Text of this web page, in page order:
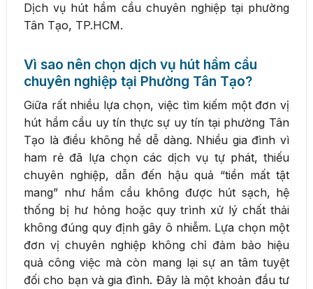
Dịch vụ hút hầm cầu chuyên nghiệp tại phường
Tân Tạo, TP.HCM.
Vì sao nên chọn dịch vụ hút hầm cầu
chuyên nghiệp tại Phường Tân Tạo?
Giữa rất nhiều lựa chọn, việc tìm kiếm một đơn vị
hút hầm cầu uy tín thực sự uy tín tại phường Tân
Tạo là điều không hề dễ dàng. Nhiều gia đình vì
ham rẻ đã lựa chọn các dịch vụ tự phát, thiếu
chuyên nghiệp, dẫn đến hậu quả “tiền mất tật
mang” như hầm cầu không được hút sạch, hệ
thống bị hư hỏng hoặc quy trình xử lý chất thải
không đúng quy định gây ô nhiễm. Lựa chọn một
đơn vị chuyên nghiệp không chỉ đảm bảo hiệu
quả công việc mà còn mang lại sự an tâm tuyệt
đối cho bạn và gia đình. Đây là một khoản đầu tư